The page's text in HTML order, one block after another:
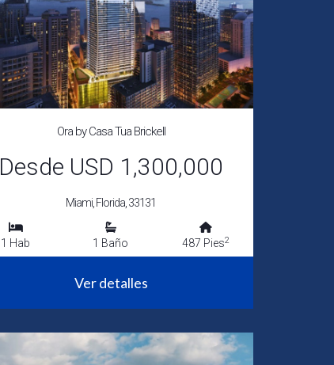
Ora by Casa Tua Brickell
Desde USD 1,300,000
Miami, Florida, 33131
1 Hab 1 Baño 487 Pies2
Ver detalles